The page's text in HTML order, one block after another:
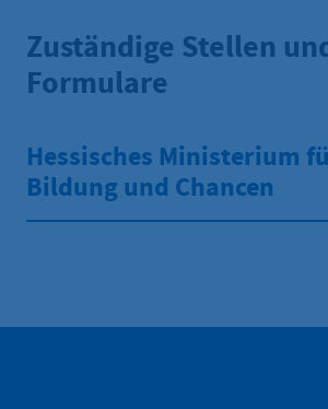
Zuständige Stellen
Formulare
Hessisches Ministerium
Bildung und Chancen